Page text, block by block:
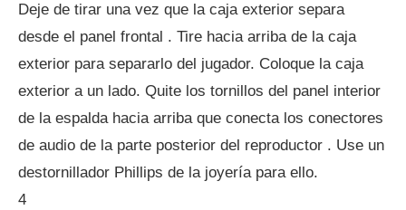
Deje de tirar una vez que la caja exterior separa
desde el panel frontal . Tire hacia arriba de la caja
exterior para separarlo del jugador. Coloque la caja
exterior a un lado. Quite los tornillos del panel interior
de la espalda hacia arriba que conecta los conectores
de audio de la parte posterior del reproductor . Use un
destornillador Phillips de la joyería para ello.
4